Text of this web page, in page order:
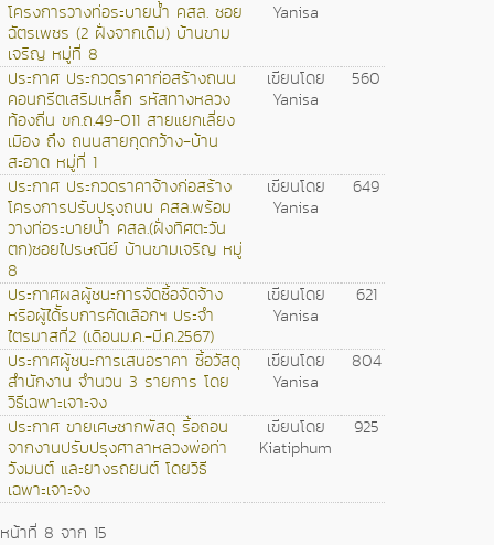
โครงการวางท่อระบายน้ำ คสล. ซอย
ฉัตรเพชร (2 ฝั่งจากเดิม) บ้านขาม
เจริญ หมู่ที่ 8
Yanisa
ประกาศ ประกวดราคาก่อสร้างถนน
คอนกรีตเสริมเหล็ก รหัสทางหลวง
ท้องถิ่น ขก.ถ.49-011 สายแยกเลี่ยง
เมือง ถึง ถนนสายกุดกว้าง-บ้าน
สะอาด หมู่ที่ 1
เขียนโดย
Yanisa
560
ประกาศ ประกวดราคาจ้างก่อสร้าง
โครงการปรับปรุงถนน คสล.พร้อม
วางท่อระบายน้ำ คสล.(ฝั่งทิศตะวัน
ตก)ซอยไปรษณีย์ บ้านขามเจริญ หมู่
8
เขียนโดย
Yanisa
649
ประกาศผลผู้ชนะการจัดซื้อจัดจ้าง
หรือผู้ได้ัรบการคัดเลือกฯ ประจำ
ไตรมาสที่2 (เดือนม.ค.-มี.ค.2567)
เขียนโดย
Yanisa
621
ประกาศผู้ชนะการเสนอราคา ซื้อวัสดุ
สำนักงาน จำนวน 3 รายการ โดย
วิธีเฉพาะเจาะจง
เขียนโดย
Yanisa
804
ประกาศ ขายเศษซากพัสดุ รื้อถอน
จากงานปรับปรุงศาลาหลวงพ่อท่า
วังมนต์ และยางรถยนต์ โดยวิธี
เฉพาะเจาะจง
เขียนโดย
Kiatiphum
925
หน้าที่ 8 จาก 15